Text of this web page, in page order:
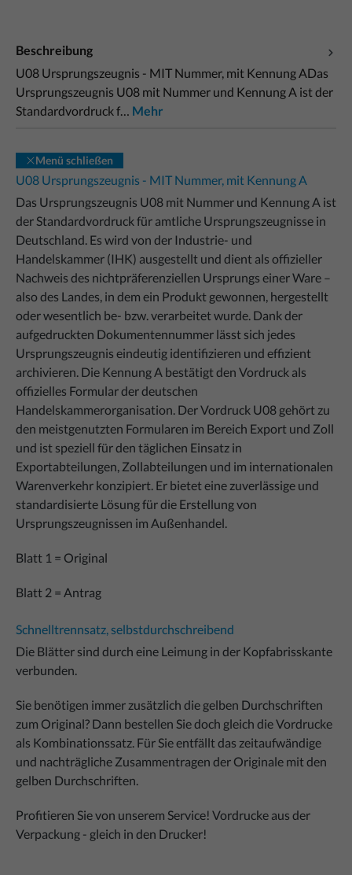
Beschreibung
U08 Ursprungszeugnis - MIT Nummer, mit Kennung ADas
Ursprungszeugnis U08 mit Nummer und Kennung A ist der
Standardvordruck f… Mehr
Menü schließen
U08 Ursprungszeugnis - MIT Nummer, mit Kennung A
Das Ursprungszeugnis U08 mit Nummer und Kennung A ist
der Standardvordruck für amtliche Ursprungszeugnisse in
Deutschland. Es wird von der Industrie- und
Handelskammer (IHK) ausgestellt und dient als offizieller
Nachweis des nichtpräferenziellen Ursprungs einer Ware –
also des Landes, in dem ein Produkt gewonnen, hergestellt
oder wesentlich be- bzw. verarbeitet wurde. Dank der
aufgedruckten Dokumentennummer lässt sich jedes
Ursprungszeugnis eindeutig identifizieren und effizient
archivieren. Die Kennung A bestätigt den Vordruck als
offizielles Formular der deutschen
Handelskammerorganisation. Der Vordruck U08 gehört zu
den meistgenutzten Formularen im Bereich Export und Zoll
und ist speziell für den täglichen Einsatz in
Exportabteilungen, Zollabteilungen und im internationalen
Warenverkehr konzipiert. Er bietet eine zuverlässige und
standardisierte Lösung für die Erstellung von
Ursprungszeugnissen im Außenhandel.
Blatt 1 = Original
Blatt 2 = Antrag
Schnelltrennsatz, selbstdurchschreibend
Die Blätter sind durch eine Leimung in der Kopfabrisskante
verbunden.
Sie benötigen immer zusätzlich die gelben Durchschriften
zum Original? Dann bestellen Sie doch gleich die Vordrucke
als Kombinationssatz. Für Sie entfällt das zeitaufwändige
und nachträgliche Zusammentragen der Originale mit den
gelben Durchschriften.
Profitieren Sie von unserem Service! Vordrucke aus der
Verpackung - gleich in den Drucker!